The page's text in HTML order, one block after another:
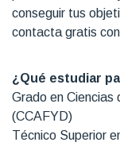
conseguir tus
contacta gratis
¿Qué estudiar
Grado en
(CCAFYD)
Técnico Superior